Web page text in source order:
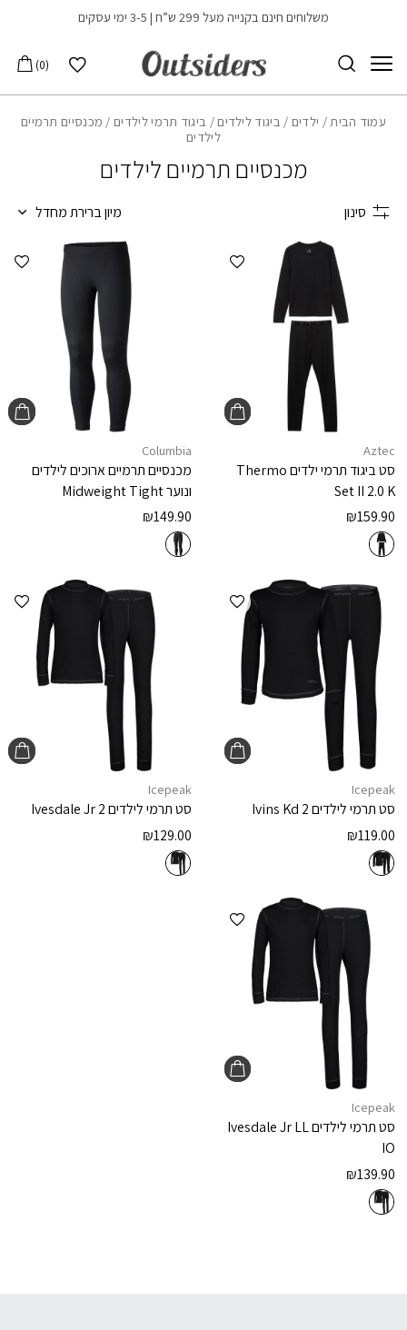
Skip to Contentמשלוחים חינם בקנייה מעל 299 ש”ח | 3-5 ימי עסקים
הרשימה שלי
0
עמוד הבית/ ילדים / ביגוד לילדים / ביגוד תרמי לילדים / מכנסיים תרמיים
לילדים
מכנסיים תרמיים לילדים
סינון מיון ברירת מחדל
הוספה למועדפים
Aztec
סט ביגוד תרמי ילדיםThermo
Set II 2.0 K
₪159.90
Columbia
מכנסיים תרמיים ארוכים לילדים
ונוערMidweight Tight
₪149.90
הוספה למועדפים
Icepeak
סט תרמי לילדיםIvins Kd 2
₪119.00
Icepeak
סט תרמי לילדיםIvesdale Jr 2
₪129.00
הוספה למועדפים
Icepeak
סט תרמי לילדיםIvesdale Jr LL
IO
₪139.90